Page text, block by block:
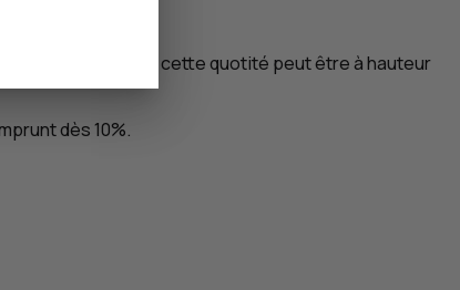
eux. Par exemple, cette quotité peut être à hauteur
dès 10%.